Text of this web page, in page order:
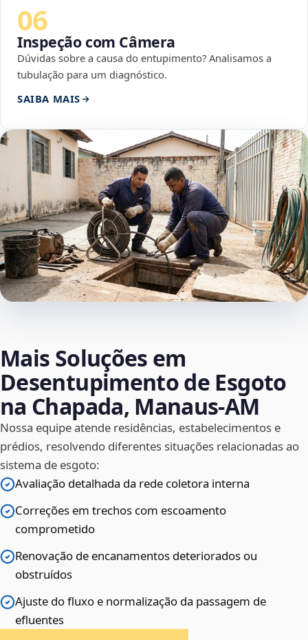
06
Inspeção com Câmera
Dúvidas sobre a causa do entupimento? Analisamos a
tubulação para um diagnóstico.
SAIBA MAIS
Mais Soluções em
Desentupimento de Esgoto
na Chapada, Manaus‑AM
Nossa equipe atende residências, estabelecimentos e
prédios, resolvendo diferentes situações relacionadas ao
sistema de esgoto:
Avaliação detalhada da rede coletora interna
Correções em trechos com escoamento
comprometido
Renovação de encanamentos deteriorados ou
obstruídos
Ajuste do fluxo e normalização da passagem de
efluentes